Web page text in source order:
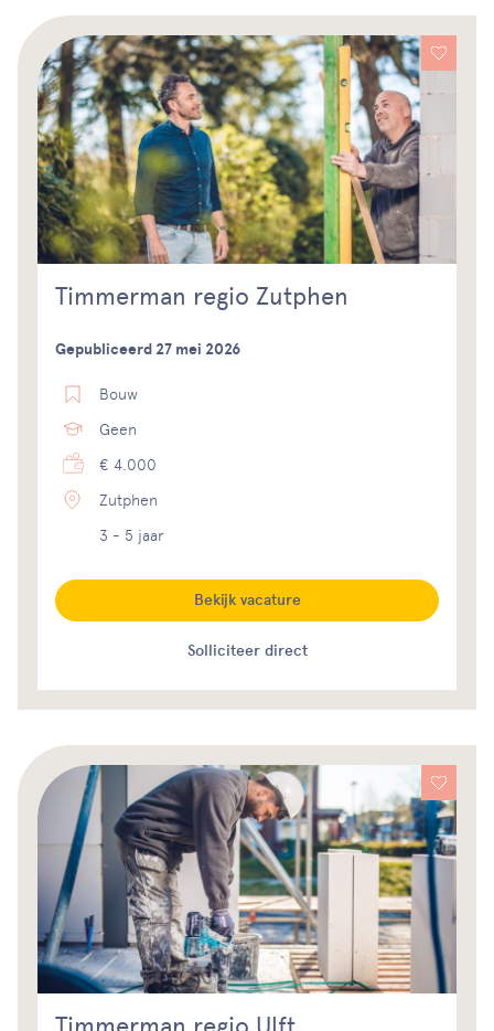
Timmerman regio Zutphen
Gepubliceerd 27 mei 2026
Bouw
Geen
€ 4.000
Zutphen
3 - 5 jaar
Solliciteer direct
Bekijk vacature